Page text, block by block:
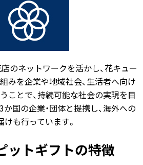
のネットワークを活かし、花キュー
みを企業や地域社会、生活者へ向け
ことで、持続可能な社会の実現を目
国の企業・団体と提携し、海外への
も行っています。
ットギフトの特徴